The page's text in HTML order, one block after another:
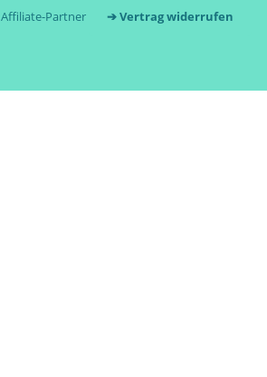
Affiliate-Partner ➔ Vertrag widerrufen